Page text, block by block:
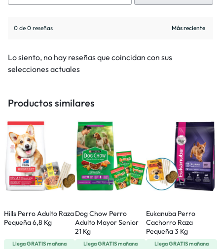
0 de 0 reseñas
Lo siento, no hay reseñas que coincidan con sus
selecciones actuales
Productos similares
Hills Perro Adulto Raza
Pequeña 6,8 Kg
LlegaGRATISmañana
Dog Chow Perro
Adulto Mayor Senior
21 Kg
LlegaGRATISmañana
Eukanuba Perro
Cachorro Raza
Pequeña 3 Kg
LlegaGRATISmañana